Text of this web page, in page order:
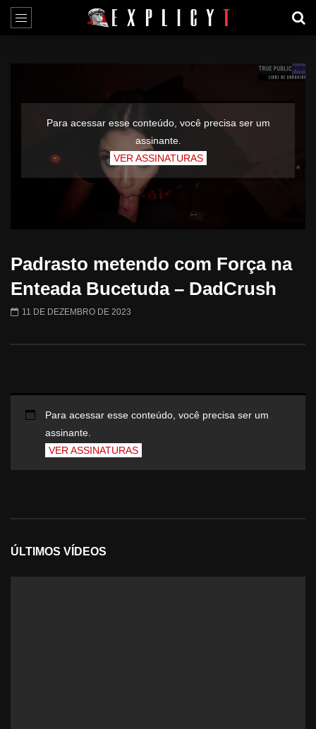
Para acessar esse conteúdo, você precisa ser um
assinante.
VER ASSINATURAS
Padrasto metendo com Força na
Enteada Bucetuda – DadCrush
11 DE DEZEMBRO DE 2023
Para acessar esse conteúdo, você precisa ser um
assinante.
VER ASSINATURAS
ÚLTIMOS VÍDEOS